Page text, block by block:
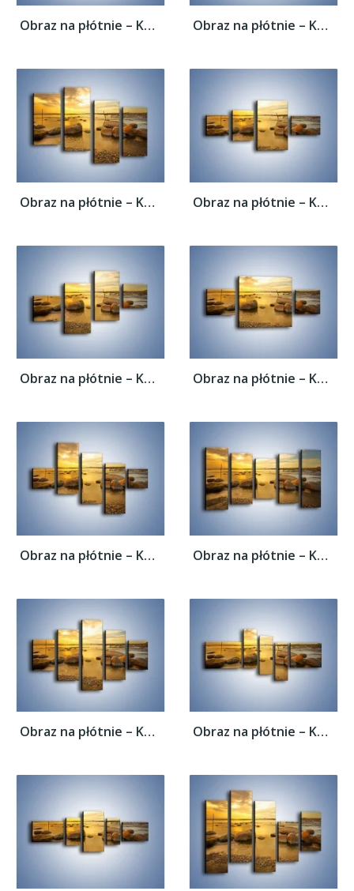
Obraz na płótnie – Kamienie duże i małe –... Obraz na płótnie – Kamienie duże i małe –...
Obraz na płótnie – Kamienie duże i małe –... Obraz na płótnie – Kamienie duże i małe –...
Obraz na płótnie – Kamienie duże i małe –... Obraz na płótnie – Kamienie duże i małe –...
Obraz na płótnie – Kamienie duże i małe –... Obraz na płótnie – Kamienie duże i małe –...
Obraz na płótnie – Kamienie duże i małe –... Obraz na płótnie – Kamienie duże i małe –...